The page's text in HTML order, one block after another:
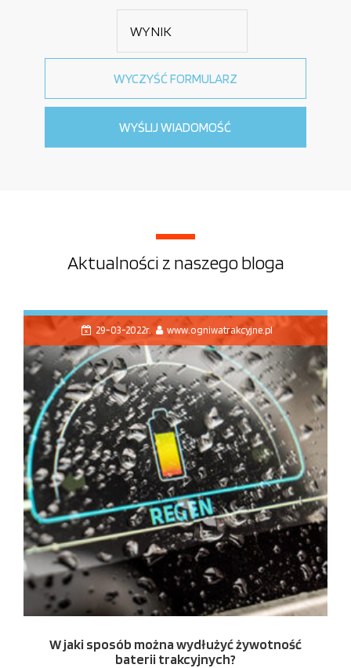
Aktualności z naszego bloga
29-03-2022r. www.ogniwatrakcyjne.pl
W jaki sposób można wydłużyć żywotność
baterii trakcyjnych?